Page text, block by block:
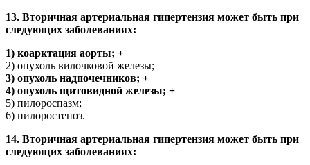
13. Вторичная артериальная гипертензия может быть при
следующих заболеваниях:
1) коарктация аорты; +
2) опухоль вилочковой железы;
3) опухоль надпочечников; +
4) опухоль щитовидной железы; +
5) пилороспазм;
6) пилоростеноз.
14. Вторичная артериальная гипертензия может быть при
следующих заболеваниях: